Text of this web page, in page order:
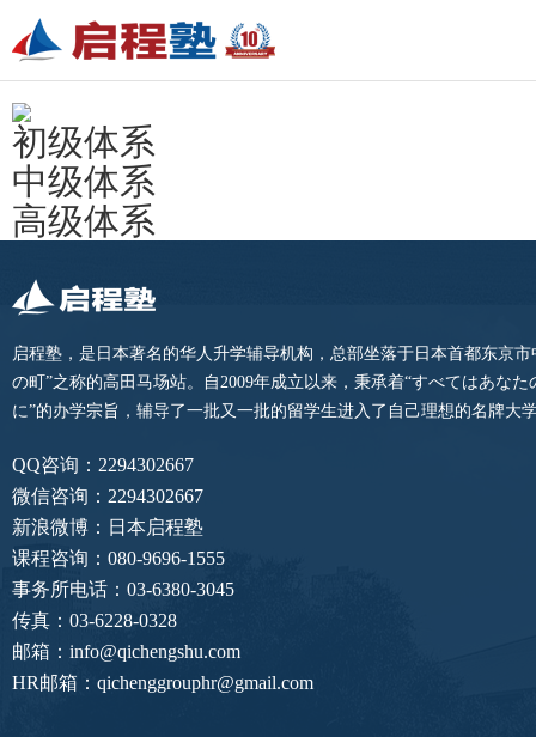
初级体系
中级体系
高级体系
启程塾，是日本著名的华人升学辅导机构，总部坐落于日本首都东京市
の町”之称的高田马场站。自2009年成立以来，秉承着“すべてはあなた
に”的办学宗旨，辅导了一批又一批的留学生进入了自己理想的名牌大
QQ咨询：2294302667
微信咨询：2294302667
新浪微博：日本启程塾
课程咨询：080-9696-1555
事务所电话：03-6380-3045
传真：03-6228-0328
邮箱：info@qichengshu.com
HR邮箱：qichenggrouphr@gmail.com